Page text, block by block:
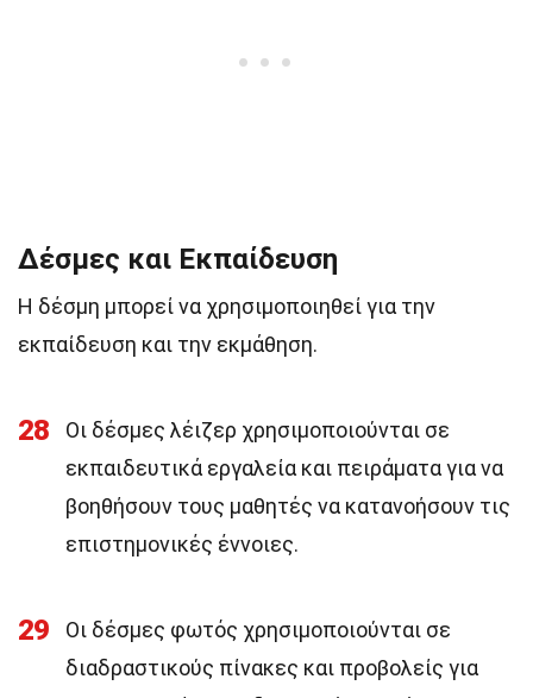
Δέσμες και Εκπαίδευση
Η δέσμη μπορεί να χρησιμοποιηθεί για την
εκπαίδευση και την εκμάθηση.
28
Οι δέσμες λέιζερ χρησιμοποιούνται σε
εκπαιδευτικά εργαλεία και πειράματα για να
βοηθήσουν τους μαθητές να κατανοήσουν τις
επιστημονικές έννοιες.
29
Οι δέσμες φωτός χρησιμοποιούνται σε
διαδραστικούς πίνακες και προβολείς για